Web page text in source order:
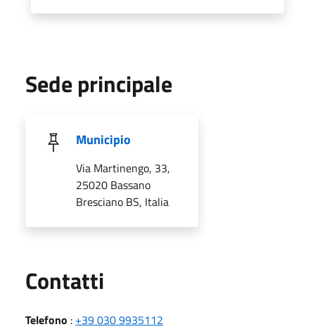
Sede principale
Municipio
Via Martinengo, 33,
25020 Bassano
Bresciano BS, Italia
Contatti
Telefono : +39 030 9935112